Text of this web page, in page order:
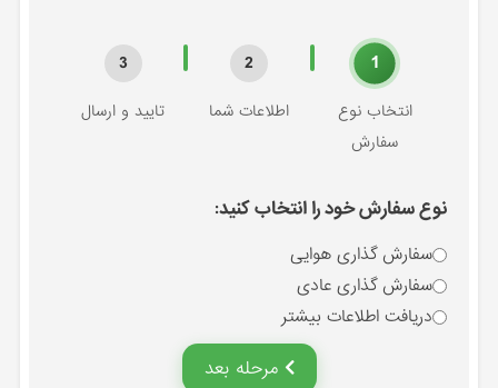
1
انتخاب نوع
سفارش
2
اطلاعات شما
3
تایید و ارسال
نوع سفارش خود را انتخاب کنید:
سفارش گذاری هوایی
سفارش گذاری عادی
دریافت اطلاعات بیشتر
مرحله بعد